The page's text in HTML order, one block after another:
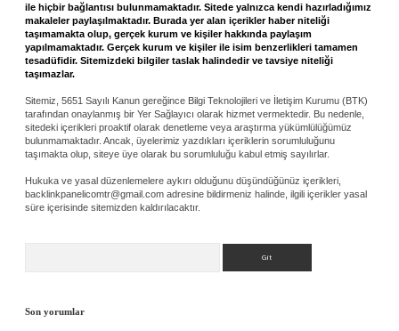
ile hiçbir bağlantısı bulunmamaktadır. Sitede yalnızca kendi hazırladığımız
makaleler paylaşılmaktadır. Burada yer alan içerikler haber niteliği
taşımamakta olup, gerçek kurum ve kişiler hakkında paylaşım
yapılmamaktadır. Gerçek kurum ve kişiler ile isim benzerlikleri tamamen
tesadüfidir. Sitemizdeki bilgiler taslak halindedir ve tavsiye niteliği
taşımazlar.
Sitemiz, 5651 Sayılı Kanun gereğince Bilgi Teknolojileri ve İletişim Kurumu (BTK)
tarafından onaylanmış bir Yer Sağlayıcı olarak hizmet vermektedir. Bu nedenle,
sitedeki içerikleri proaktif olarak denetleme veya araştırma yükümlülüğümüz
bulunmamaktadır. Ancak, üyelerimiz yazdıkları içeriklerin sorumluluğunu
taşımakta olup, siteye üye olarak bu sorumluluğu kabul etmiş sayılırlar.
Hukuka ve yasal düzenlemelere aykırı olduğunu düşündüğünüz içerikleri,
backlinkpanelicomtr@gmail.com adresine bildirmeniz halinde, ilgili içerikler yasal
süre içerisinde sitemizden kaldırılacaktır.
Son yorumlar